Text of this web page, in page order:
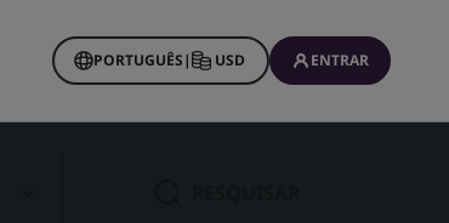
PORTUGUÊS| USD ENTRAR